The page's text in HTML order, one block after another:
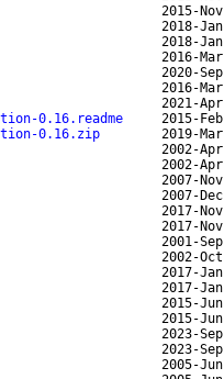
2015-
2018-
2018-
2016-
2020-
2016-
2021-
0.16.readme
2015-
0.16.zip
2019-
2002-
2002-
2007-
2007-
2017-
2017-
2001-
2002-
2017-
2017-
2015-
2015-
2023-
2023-
2005-